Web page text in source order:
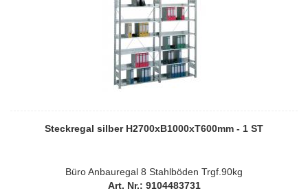
Steckregal silber H2700xB1000xT600mm - 1 ST
Büro Anbauregal 8 Stahlböden Trgf.90kg
Art. Nr.: 9104483731